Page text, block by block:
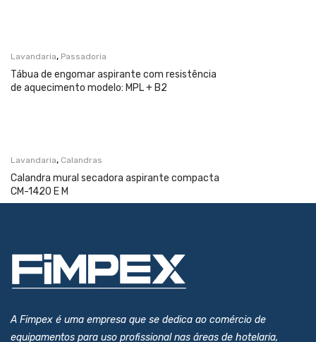
Lavandaria, Passadoria
Tábua de engomar aspirante com resistência
de aquecimento modelo: MPL + B2
Lavandaria, Calandras
Calandra mural secadora aspirante compacta
CM-1420 E M
A Fimpex é uma empresa que se dedica ao comércio de
equipamentos para uso profissional nas áreas de hotelaria,